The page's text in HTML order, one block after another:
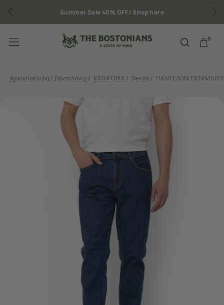
Summer Sale 40% OFF | Shop here
0
Αρχική σελίδα / Παντελόνια / ΚΑΤΗΓΟΡΙΑ / Denim / ΠΑΝΤΕΛΟΝΙ DENIM